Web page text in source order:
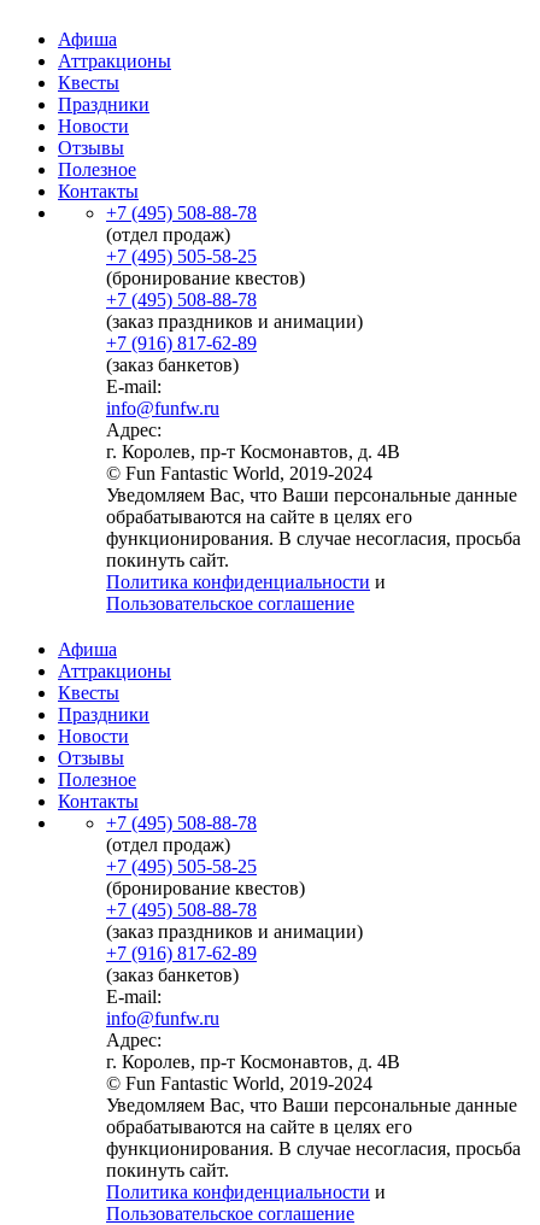
Афиша
Аттракционы
Квесты
Праздники
Новости
Отзывы
Полезное
Контакты
+7 (495) 508-88-78
(отдел продаж)
+7 (495) 505-58-25
(бронирование квестов)
+7 (495) 508-88-78
(заказ праздников и анимации)
+7 (916) 817-62-89
(заказ банкетов)
E-mail:
info@funfw.ru
Адрес:
г. Королев, пр-т Космонавтов, д. 4В
© Fun Fantastic World, 2019-2024
Уведомляем Вас, что Ваши персональные данные
обрабатываются на сайте в целях его
функционирования. В случае несогласия, просьба
покинуть сайт.
Политика конфиденциальности и
Пользовательское соглашение
Афиша
Аттракционы
Квесты
Праздники
Новости
Отзывы
Полезное
Контакты
+7 (495) 508-88-78
(отдел продаж)
+7 (495) 505-58-25
(бронирование квестов)
+7 (495) 508-88-78
(заказ праздников и анимации)
+7 (916) 817-62-89
(заказ банкетов)
E-mail:
info@funfw.ru
Адрес:
г. Королев, пр-т Космонавтов, д. 4В
© Fun Fantastic World, 2019-2024
Уведомляем Вас, что Ваши персональные данные
обрабатываются на сайте в целях его
функционирования. В случае несогласия, просьба
покинуть сайт.
Политика конфиденциальности и
Пользовательское соглашение